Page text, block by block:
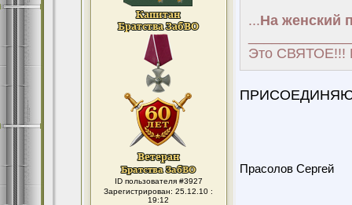
ID пользователя #3927
Зарегистрирован: 25.12.10 :
19:12
...На женский
Это СВЯТОЕ!!!
Прасолов Сергей